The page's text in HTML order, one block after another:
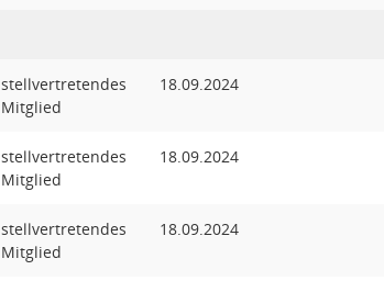
stellvertretendes
Mitglied
18.09.2024
stellvertretendes
Mitglied
18.09.2024
stellvertretendes
Mitglied
18.09.2024